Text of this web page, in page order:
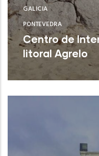
GALICIA
PONTEVEDRA
Centro de
litoral Agrelo
Bueu (Pontevedra)